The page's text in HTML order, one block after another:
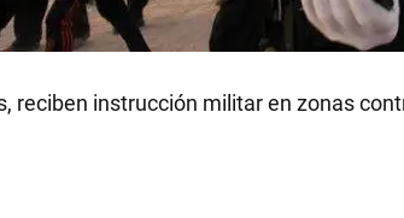
reciben instrucción militar en zonas